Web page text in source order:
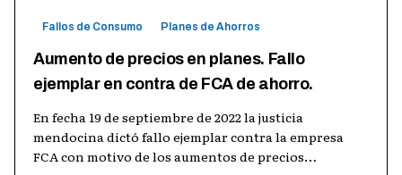
Fallos de Consumo Planes de Ahorros
Aumento de precios en planes. Fallo
ejemplar en contra de FCA de ahorro.
En fecha 19 de septiembre de 2022 la justicia
mendocina dictó fallo ejemplar contra la empresa
FCA con motivo de los aumentos de precios